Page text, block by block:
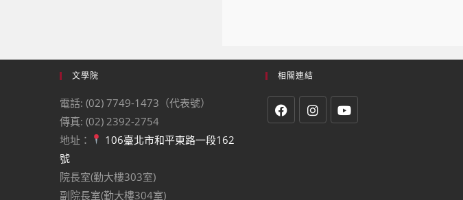
文學院
電話: (02) 7749-1473（代表號）
傳真: (02) 2392-2754
地址：
106臺北市和平東路一段162
號
院長室(勤大樓303室)
副院長室(勤大樓304室)
相關連結